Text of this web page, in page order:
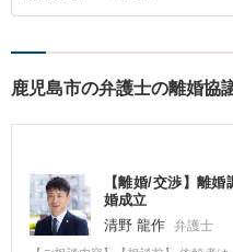
鹿児島市の弁護士の離婚協
【離婚/交渉】離
婚成立
清野 龍作 弁護士